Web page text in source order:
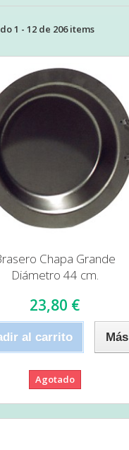
1 - 12 de 206 items
Chapa Grande
Diámetro 44 cm.
23,80 €
al carrito Más
Agotado